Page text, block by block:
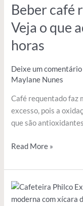
Beber café
Veja o que
horas
Deixe um comentário
Maylane Nunes
Café requentado faz
excesso, pois a
que são
requentado
mal?
Veja
que
acontece
poucas
horas
Read More »
Cafeteira
Philco